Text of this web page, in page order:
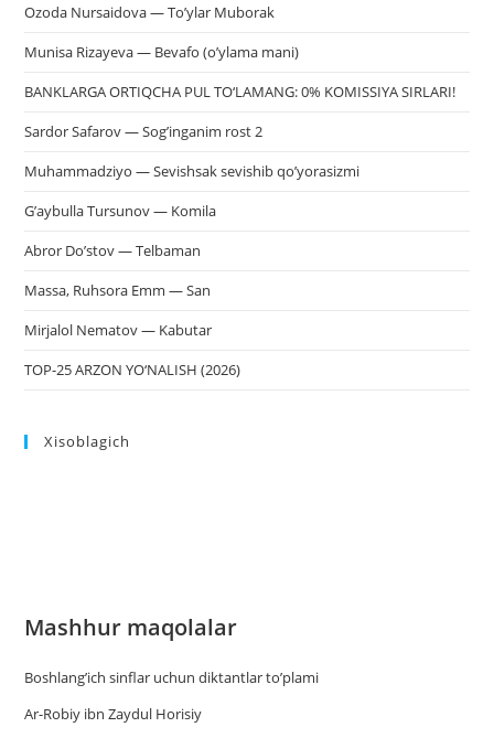
Ozoda Nursaidova — To’ylar Muborak
Munisa Rizayeva — Bevafo (o’ylama mani)
BANKLARGA ORTIQCHA PUL TO‘LAMANG: 0% KOMISSIYA SIRLARI!
Sardor Safarov — Sog’inganim rost 2
Muhammadziyo — Sevishsak sevishib qo’yorasizmi
G’aybulla Tursunov — Komila
Abror Do’stov — Telbaman
Massa, Ruhsora Emm — San
Mirjalol Nematov — Kabutar
TOP-25 ARZON YO‘NALISH (2026)
Xisoblagich
Mashhur maqolalar
Boshlang’ich sinflar uchun diktantlar to’plami
Ar-Robiy ibn Zaydul Horisiy